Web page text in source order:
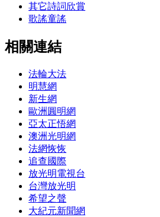
其它詩詞欣賞
歌謠童謠
相關連結
法輪大法
明慧網
新生網
歐洲圓明網
亞太正悟網
澳洲光明網
法網恢恢
追查國際
放光明電視台
台灣放光明
希望之聲
大紀元新聞網